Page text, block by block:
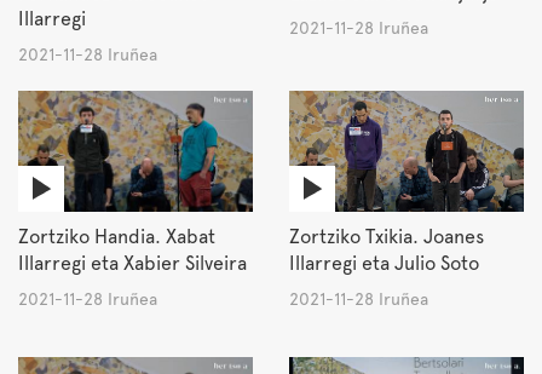
Illarregi
2021-11-28 Iruñea
2021-11-28 Iruñea
Zortziko Handia. Xabat
Illarregi eta Xabier Silveira
2021-11-28 Iruñea
Zortziko Txikia. Joanes
Illarregi eta Julio Soto
2021-11-28 Iruñea